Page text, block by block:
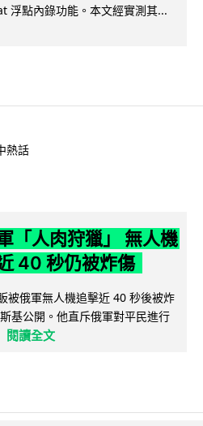
浮點內錄功能。本文經實測其...
熱話
「人肉狩獵」 無人機
40 秒仍被炸傷
被俄軍無人機追擊近 40 秒後被炸
基公開。他直斥俄軍對平民進行
閱讀全文